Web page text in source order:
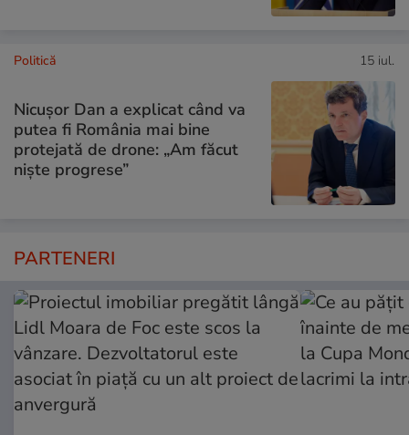
Politică 15 iul.
Nicușor Dan a explicat când va
putea fi România mai bine
protejată de drone: „Am făcut
niște progrese”
PARTENERI